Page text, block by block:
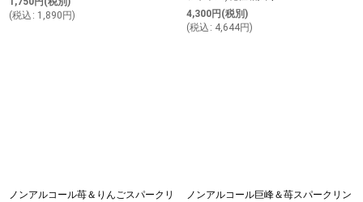
(税込 : 1,890 円)
4,300円 (税別)
(税込 : 4,644円)
ノンアルコール苺＆りんごスパークリ
ノンアルコール巨峰＆苺スパークリン